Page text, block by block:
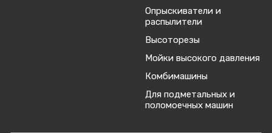
Опрыскиватели и
распылители
Высоторезы
Мойки высокого давления
Комбимашины
Для подметальных и
поломоечных машин